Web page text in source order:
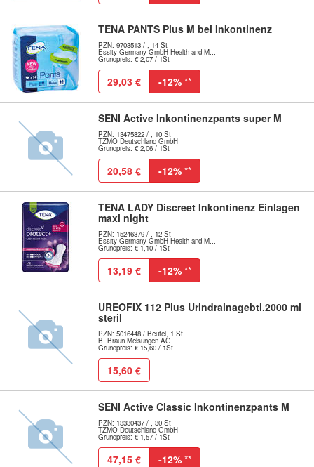
TENA PANTS Plus M bei Inkontinenz
PZN: 9703513 / , 14 St
Essity Germany GmbH Health and M...
Grundpreis: € 2,07 / 1St
29,03 € -12% **
SENI Active Inkontinenzpants super M
PZN: 13475822 / , 10 St
TZMO Deutschland GmbH
Grundpreis: € 2,06 / 1St
20,58 € -12% **
TENA LADY Discreet Inkontinenz Einlagen
maxi night
PZN: 15246379 / , 12 St
Essity Germany GmbH Health and M...
Grundpreis: € 1,10 / 1St
13,19 € -12% **
UREOFIX 112 Plus Urindrainagebtl.2000 ml
steril
PZN: 5016448 / Beutel, 1 St
B. Braun Melsungen AG
Grundpreis: € 15,60 / 1St
15,60 €
SENI Active Classic Inkontinenzpants M
PZN: 13330437 / , 30 St
TZMO Deutschland GmbH
Grundpreis: € 1,57 / 1St
47,15 € -12% **